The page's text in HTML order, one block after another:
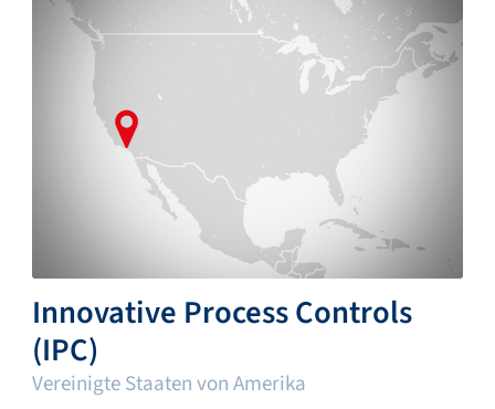
Innovative Process Controls
(IPC)
Vereinigte Staaten von Amerika